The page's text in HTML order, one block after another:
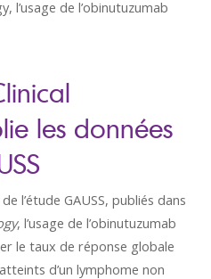
l’usage de l’obinutuzumab
les données
l’étude GAUSS, publiés dans
, l’usage de l’obinutuzumab
le taux de réponse globale
d’un lymphome non